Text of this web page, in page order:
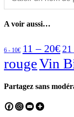
A voir aussi…
6 - 10€ 11 – 20€
rougeVin
Partagez sans